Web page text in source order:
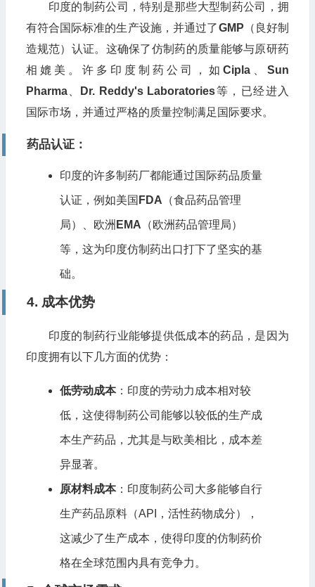
印度的制药公司，特别是那些大型制药公司，拥
有符合国际标准的生产设施，并通过了GMP （良好制
造规范）认证。这确保了仿制药的质量能够与原研药
相媲美。许多印度制药公司，如 Cipla、 Sun
Pharma、 Dr. Reddy's Laboratories等，已经进入
国际市场，并通过严格的质量控制满足国际要求。
药品认证：
印度的许多制药厂都能通过国际药品质量
认证，例如美国 FDA （食品药品管理
局）、欧洲 EMA （欧洲药品管理局）
等，这为印度仿制药出口打下了坚实的基
础。
4. 成本优势
印度的制药行业能够提供低成本的药品，是因为
印度拥有以下几方面的优势：
低劳动成本：印度的劳动力成本相对较
低，这使得制药公司能够以较低的生产成
本生产药品，尤其是与欧美相比，成本差
异显著。
原材料成本：印度制药公司大多能够自行
生产药品原料（API，活性药物成分），
这减少了生产成本，使得印度的仿制药价
格在全球范围内具有竞争力。